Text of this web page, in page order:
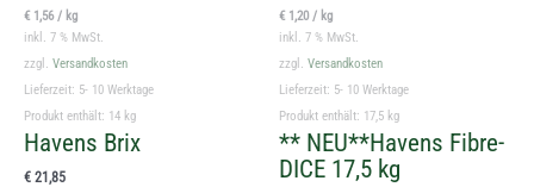
€ 1,56/ kg
inkl. 7 % MwSt.
zzgl. Versandkosten
Lieferzeit: 5- 10 Werktage
Produkt enthält: 14 kg
Havens Brix
€ 21,85
€ 1,20 / kg
inkl. 7 % MwSt.
zzgl. Versandkosten
Lieferzeit: 5- 10 Werktage
Produkt enthält: 17,5 kg
** NEU**Havens Fibre-
DICE 17,5 kg